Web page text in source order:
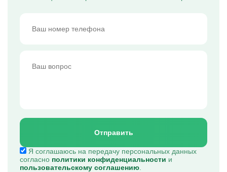
Отправить
Я соглашаюсь на передачу персональных данных
согласно политики конфиденциальности и
пользовательскому соглашению